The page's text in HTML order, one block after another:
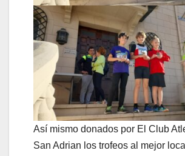
Así mismo donados por El Club
San Adrian los trofeos al mejor